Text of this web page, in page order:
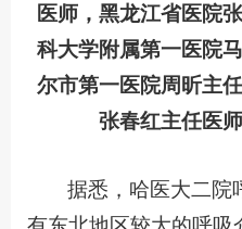
医师，黑龙江省医院
科大学附属第一医院
尔市第一医院周昕主
张春红主任医
据悉，哈医大二院